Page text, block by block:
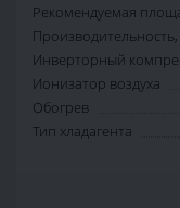
Рекомендуемая
Производительность,
Инверторный
Ионизатор воздуха
Обогрев
Тип хладагента